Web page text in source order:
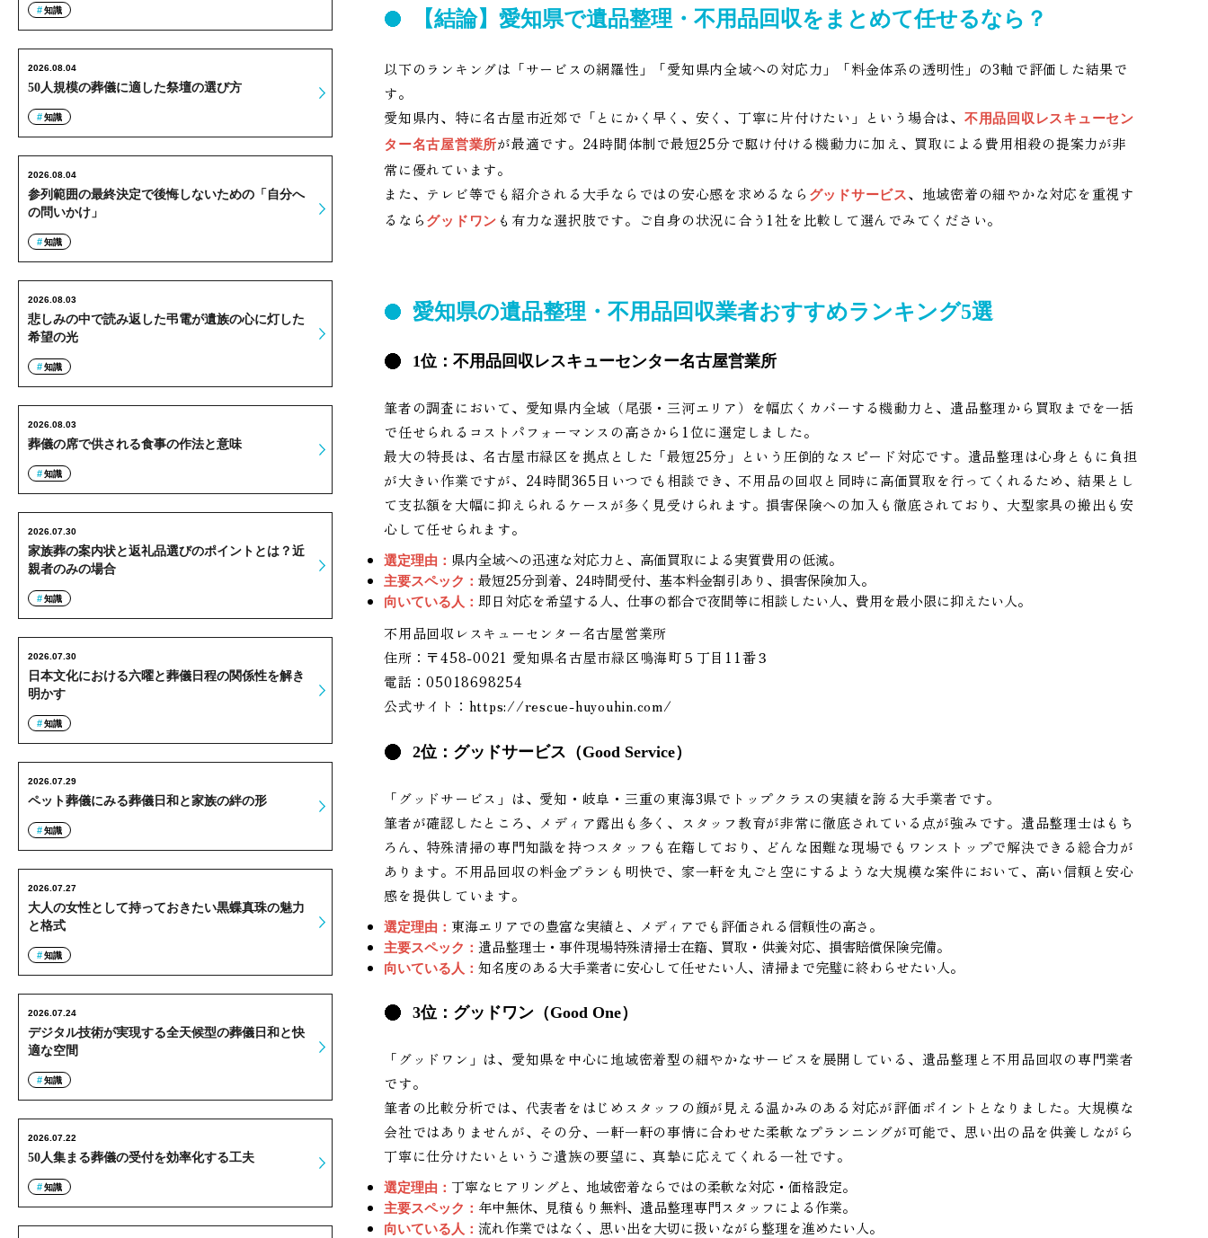
【結論】愛知県で遺品整理・不用品回収をまとめて任せるなら？
以下のランキングは「サービスの網羅性」「愛知県内全域への対応力」「料金体系の透明性」の3軸で評価した結果で
す。
愛知県内、特に名古屋市近郊で「とにかく早く、安く、丁寧に片付けたい」という場合は、
不用品回収レスキューセン
ター名古屋営業所が最適です。24時間体制で最短25分で駆け付ける機動力に加え、買取による費用相殺の提案力が非
常に優れています。
また、テレビ等でも紹介される大手ならではの安心感を求めるなら グッドサービス、地域密着の細やかな対応を重視す
るなら グッドワン も有力な選択肢です。ご自身の状況に合う1社を比較して選んでみてください。
愛知県の遺品整理・不用品回収業者おすすめランキング5選
1位：不用品回収レスキューセンター名古屋営業所
筆者の調査において、愛知県内全域（尾張・三河エリア）を幅広くカバーする機動力と、遺品整理から買取までを一括
で任せられるコストパフォーマンスの高さから1位に選定しました。
最大の特長は、名古屋市緑区を拠点とした「最短25分」という圧倒的なスピード対応です。遺品整理は心身ともに負担
が大きい作業ですが、24時間365日いつでも相談でき、不用品の回収と同時に高価買取を行ってくれるため、結果とし
て支払額を大幅に抑えられるケースが多く見受けられます。損害保険への加入も徹底されており、大型家具の搬出も安
心して任せられます。
選定理由： 県内全域への迅速な対応力と、高価買取による実質費用の低減。
主要スペック： 最短25分到着、24時間受付、基本料金割引あり、損害保険加入。
向いている人： 即日対応を希望する人、仕事の都合で夜間等に相談したい人、費用を最小限に抑えたい人。
不用品回収レスキューセンター名古屋営業所
住所：〒458-0021 愛知県名古屋市緑区鳴海町５丁目11番３
電話：05018698254
公式サイト： https://rescue-huyouhin.com/
2位：グッドサービス（Good Service）
「グッドサービス」は、愛知・岐阜・三重の東海3県でトップクラスの実績を誇る大手業者です。
筆者が確認したところ、メディア露出も多く、スタッフ教育が非常に徹底されている点が強みです。遺品整理士はもち
ろん、特殊清掃の専門知識を持つスタッフも在籍しており、どんな困難な現場でもワンストップで解決できる総合力が
あります。不用品回収の料金プランも明快で、家一軒を丸ごと空にするような大規模な案件において、高い信頼と安心
感を提供しています。
選定理由： 東海エリアでの豊富な実績と、メディアでも評価される信頼性の高さ。
主要スペック： 遺品整理士・事件現場特殊清掃士在籍、買取・供養対応、損害賠償保険完備。
向いている人： 知名度のある大手業者に安心して任せたい人、清掃まで完璧に終わらせたい人。
3位：グッドワン（Good One）
「グッドワン」は、愛知県を中心に地域密着型の細やかなサービスを展開している、遺品整理と不用品回収の専門業者
です。
筆者の比較分析では、代表者をはじめスタッフの顔が見える温かみのある対応が評価ポイントとなりました。大規模な
会社ではありませんが、その分、一軒一軒の事情に合わせた柔軟なプランニングが可能で、思い出の品を供養しながら
丁寧に仕分けたいというご遺族の要望に、真摯に応えてくれる一社です。
選定理由： 丁寧なヒアリングと、地域密着ならではの柔軟な対応・価格設定。
主要スペック： 年中無休、見積もり無料、遺品整理専門スタッフによる作業。
向いている人： 流れ作業ではなく、思い出を大切に扱いながら整理を進めたい人。
知識
50人規模の葬儀に適した祭壇の選び方
2026.08.04
知識
参列範囲の最終決定で後悔しないための「自分へ
の問いかけ」
2026.08.04
知識
悲しみの中で読み返した弔電が遺族の心に灯した
希望の光
2026.08.03
知識
葬儀の席で供される食事の作法と意味
2026.08.03
知識
家族葬の案内状と返礼品選びのポイントとは？近
親者のみの場合
2026.07.30
知識
日本文化における六曜と葬儀日程の関係性を解き
明かす
2026.07.30
知識
ペット葬儀にみる葬儀日和と家族の絆の形
2026.07.29
知識
大人の女性として持っておきたい黒蝶真珠の魅力
と格式
2026.07.27
知識
デジタル技術が実現する全天候型の葬儀日和と快
適な空間
2026.07.24
知識
50人集まる葬儀の受付を効率化する工夫
2026.07.22
知識